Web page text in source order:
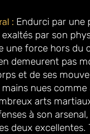
: Endurci par une
par son
une force hors du
demeurent pas
et de ses
nues comme
arts
à son
deux excellentes.